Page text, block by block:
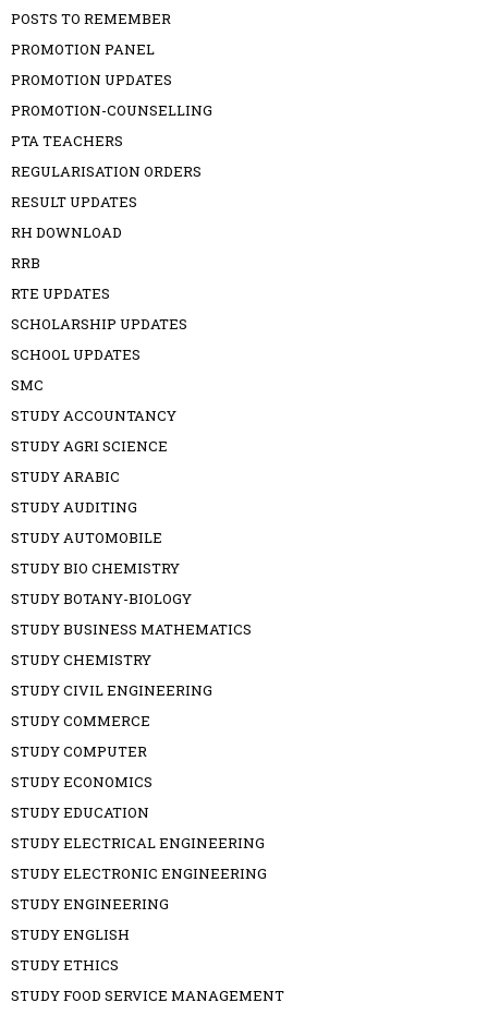
POSTS TO REMEMBER
PROMOTION PANEL
PROMOTION UPDATES
PROMOTION-COUNSELLING
PTA TEACHERS
REGULARISATION ORDERS
RESULT UPDATES
RH DOWNLOAD
RRB
RTE UPDATES
SCHOLARSHIP UPDATES
SCHOOL UPDATES
SMC
STUDY ACCOUNTANCY
STUDY AGRI SCIENCE
STUDY ARABIC
STUDY AUDITING
STUDY AUTOMOBILE
STUDY BIO CHEMISTRY
STUDY BOTANY-BIOLOGY
STUDY BUSINESS MATHEMATICS
STUDY CHEMISTRY
STUDY CIVIL ENGINEERING
STUDY COMMERCE
STUDY COMPUTER
STUDY ECONOMICS
STUDY EDUCATION
STUDY ELECTRICAL ENGINEERING
STUDY ELECTRONIC ENGINEERING
STUDY ENGINEERING
STUDY ENGLISH
STUDY ETHICS
STUDY FOOD SERVICE MANAGEMENT